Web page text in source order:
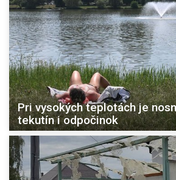
Pri vysokých teplotách je
tekutín i odpočinok